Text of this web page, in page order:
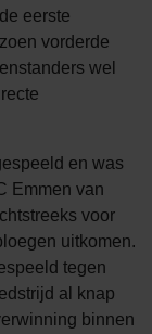
eerste
vorderde
wel
en was
Emmen van
voor
uitkomen.
tegen
al knap
binnen